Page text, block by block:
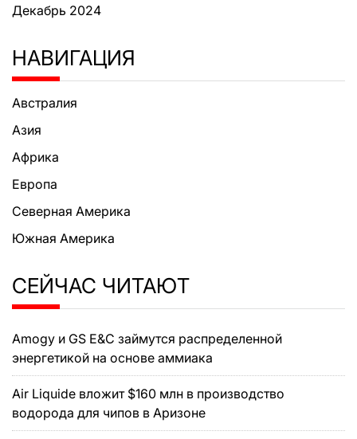
Декабрь 2024
НАВИГАЦИЯ
Австралия
Азия
Африка
Европа
Северная Америка
Южная Америка
СЕЙЧАС ЧИТАЮТ
Amogy и GS E&C займутся распределенной
энергетикой на основе аммиака
Air Liquide вложит $160 млн в производство
водорода для чипов в Аризоне